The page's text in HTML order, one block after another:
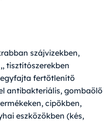
szájvizekben,
tisztítószerekben
fertőtlenítő
antibakteriális, gombaölő
cipőkben,
eszközökben (kés,